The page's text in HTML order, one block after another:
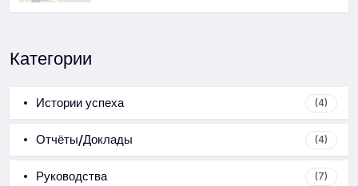
Категории
Истории успеха (4)
Отчёты/Доклады (4)
Руководства (7)